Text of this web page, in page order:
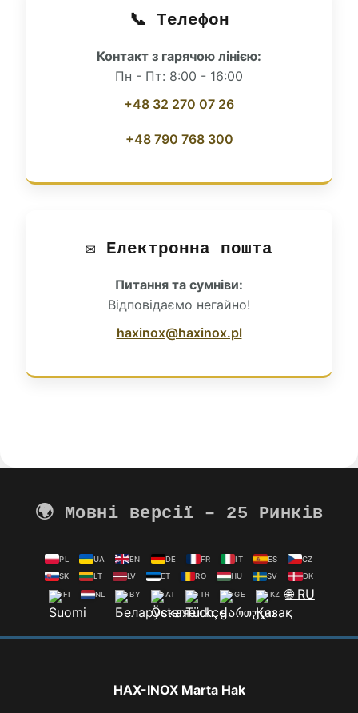
📞 Телефон
Контакт з гарячою лінією:
Пн - Пт: 8:00 - 16:00
+48 32 270 07 26
+48 790 768 300
✉️ Електронна пошта
Питання та сумніви:
Відповідаємо негайно!
haxinox@haxinox.pl
🌍 Мовні версії – 25 Ринків
PL UA EN DE FR IT ES
CZ
SK
LT LV ET RO HU SV DK
FI NL BY AT TR GE KZ 🌐 RU
HAX-INOX Marta Hak